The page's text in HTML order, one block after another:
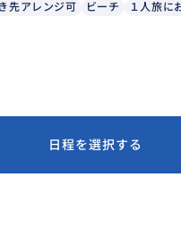
先アレンジ可 ビーチ １人旅に
日程を選択する